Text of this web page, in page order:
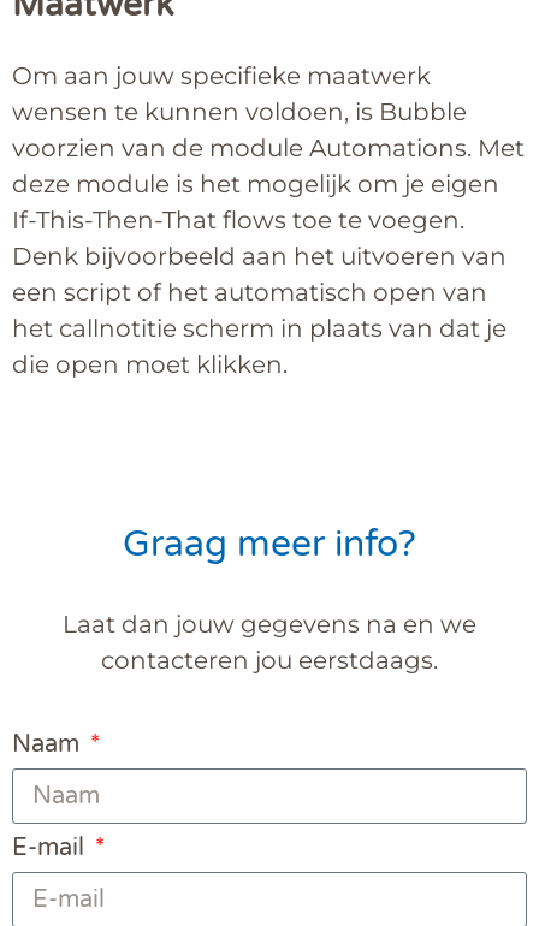
Om aan jouw specifieke maatwerk
wensen te kunnen voldoen, is Bubble
voorzien van de module Automations. Met
deze module is het mogelijk om je eigen
If-This-Then-That flows toe te voegen.
Denk bijvoorbeeld aan het uitvoeren van
een script of het automatisch open van
het callnotitie scherm in plaats van dat je
die open moet klikken.
Graag meer info?
Laat dan jouw gegevens na en we
contacteren jou eerstdaags.
Naam
E-mail